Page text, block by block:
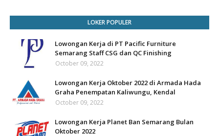
LOKER POPULER
Lowongan Kerja di PT Pacific Furniture
Semarang Staff CSG dan QC Finishing
October 09, 2022
Lowongan Kerja Oktober 2022 di Armada Hada
Graha Penempatan Kaliwungu, Kendal
October 09, 2022
Lowongan Kerja Planet Ban Semarang Bulan
Oktober 2022